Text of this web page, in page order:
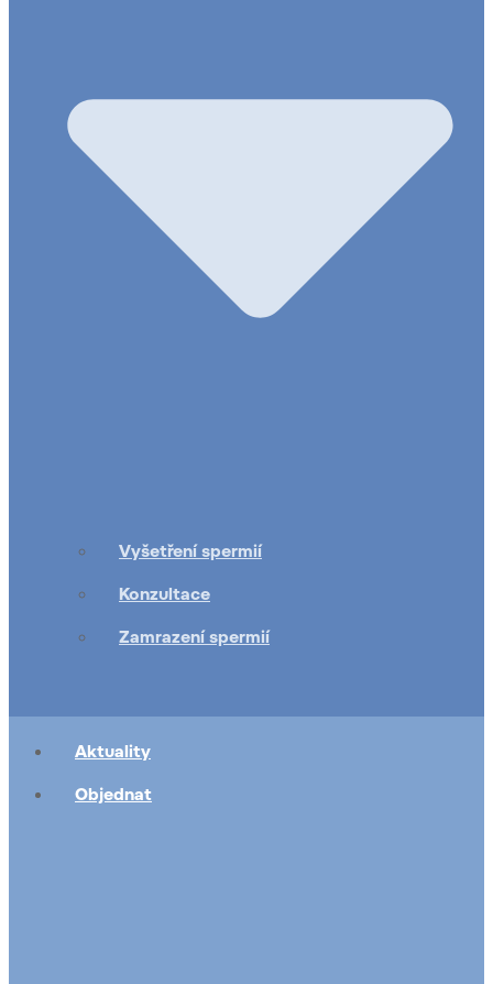
Vyšetření spermií
Konzultace
Zamrazení spermií
Aktuality
Objednat